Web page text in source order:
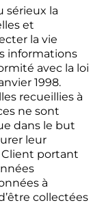
sérieux la
et
la vie
informations
avec la loi
1998.
recueillies à
ne sont
dans le but
leur
Client portant
à
collectées